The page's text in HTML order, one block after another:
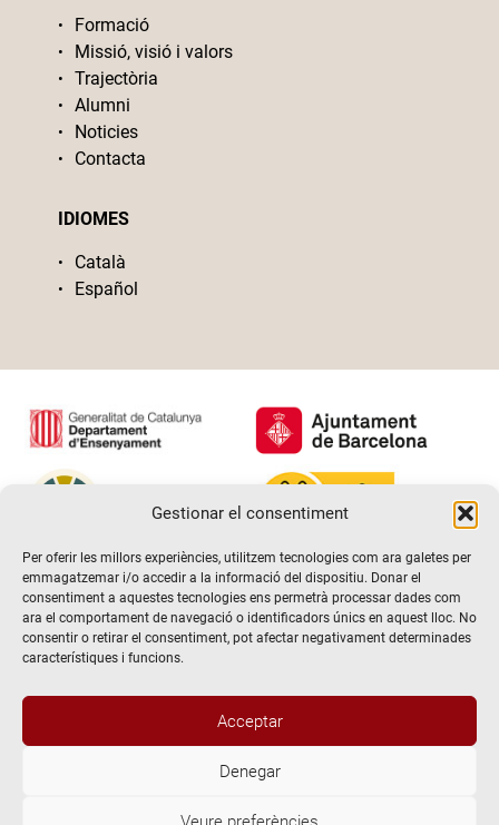
Gestionar el consentiment
Per oferir les millors experiències, utilitzem tecnologies com ara galetes per
emmagatzemar i/o accedir a la informació del dispositiu. Donar el
consentiment a aquestes tecnologies ens permetrà processar dades com
ara el comportament de navegació o identificadors únics en aquest lloc. No
consentir o retirar el consentiment, pot afectar negativament determinades
característiques i funcions.
Acceptar
Denegar
Formació
Missió, visió i valors
Trajectòria
Alumni
Noticies
Contacta
IDIOMES
Català
Español
@2026 Escola de teatre El Timbal. Tots els drets reservats